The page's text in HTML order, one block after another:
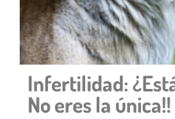
Infertilidad:
No eres la